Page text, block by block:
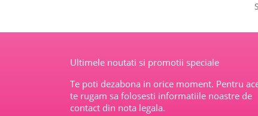
Ultimele noutati si promotii speciale
Te poti dezabona in orice moment. Pentru
te rugam sa folosesti informatiile noastre de
contact din nota legala.